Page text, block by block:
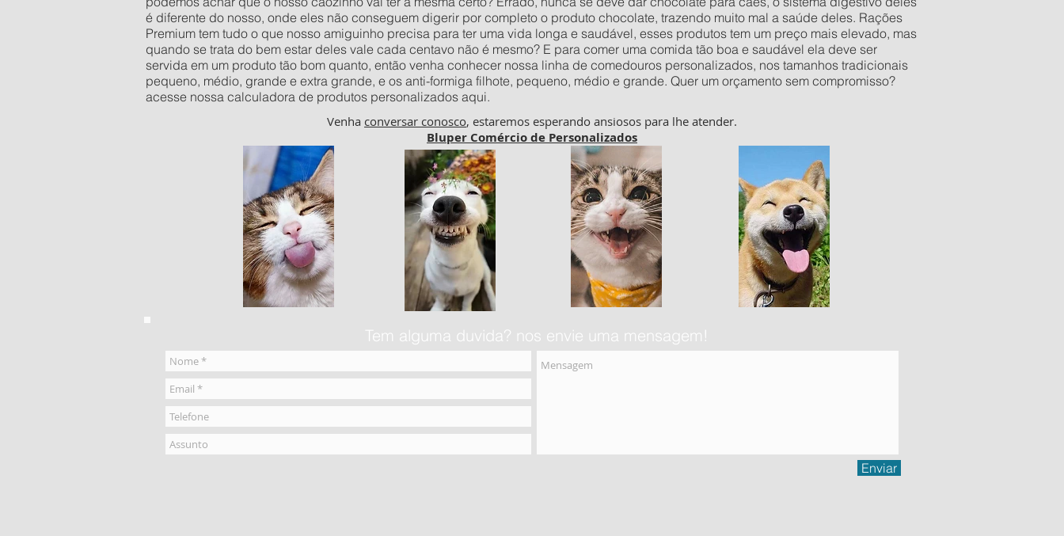
é diferente do nosso, onde eles não conseguem digerir por completo o produto chocolate, trazendo muito mal a saúde deles. Rações
Premium tem tudo o que nosso amiguinho precisa para ter uma vida longa e saudável, esses produtos tem um preço mais elevado, mas
quando se trata do bem estar deles vale cada centavo não é mesmo? E para comer uma comida tão boa e saudável ela deve ser
servida em um produto tão bom quanto, então venha conhecer nossa linha de comedouros personalizados, nos tamanhos tradicionais
pequeno, médio, grande e extra grande, e os anti-formiga filhote, pequeno, médio e grande. Quer um orçamento sem compromisso?
acesse nossa calculadora de produtos personalizados aqui.
Venha conversar conosco, estaremos esperando ansiosos para lhe atender.
Bluper Comércio de Personalizados
Tem alguma duvida? nos envie uma mensagem!
Enviar